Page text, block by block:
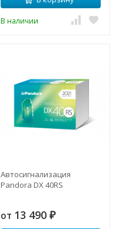
В наличии
Автосигнализация
Pandora DX 40RS
от 13 490 ₽